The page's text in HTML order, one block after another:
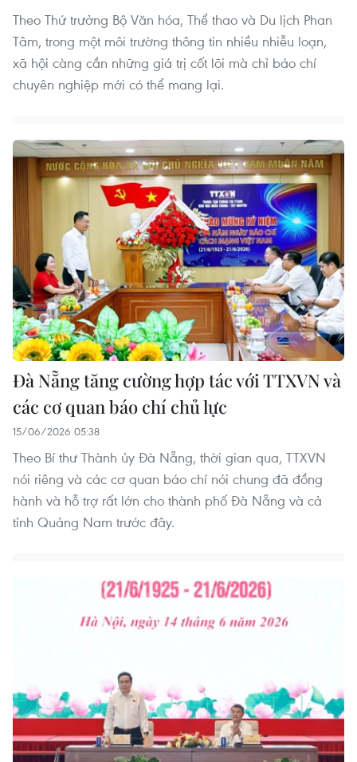
Theo Thứ trưởng Bộ Văn hóa, Thể thao và Du lịch Phan
Tâm, trong một môi trường thông tin nhiều nhiễu loạn,
xã hội càng cần những giá trị cốt lõi mà chỉ báo chí
chuyên nghiệp mới có thể mang lại.
Đà Nẵng tăng cường hợp tác với TTXVN và
các cơ quan báo chí chủ lực
15/06/2026 05:38
Theo Bí thư Thành ủy Đà Nẵng, thời gian qua, TTXVN
nói riêng và các cơ quan báo chí nói chung đã đồng
hành và hỗ trợ rất lớn cho thành phố Đà Nẵng và cả
tỉnh Quảng Nam trước đây.